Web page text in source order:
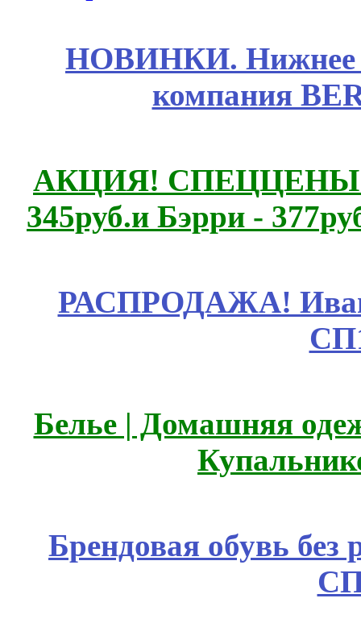
НОВИНКИ. Нижнее
компания
АКЦИЯ! СПЕЦЦЕНЫ
345руб.и Бэрри -
РАСПРОДАЖА!
Белье | Домашняя
Брендовая обувь без